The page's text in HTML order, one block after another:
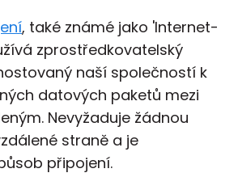
, také známé jako 'Internet-
zprostředkovatelský
naší společností k
datových paketů mezi
Nevyžaduje žádnou
straně a je
připojení.